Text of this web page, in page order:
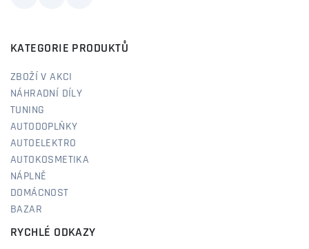
KATEGORIE PRODUKTŮ
ZBOŽÍ V AKCI
NÁHRADNÍ DÍLY
TUNING
AUTODOPLŇKY
AUTOELEKTRO
AUTOKOSMETIKA
NÁPLNĚ
DOMÁCNOST
BAZAR
RYCHLÉ ODKAZY